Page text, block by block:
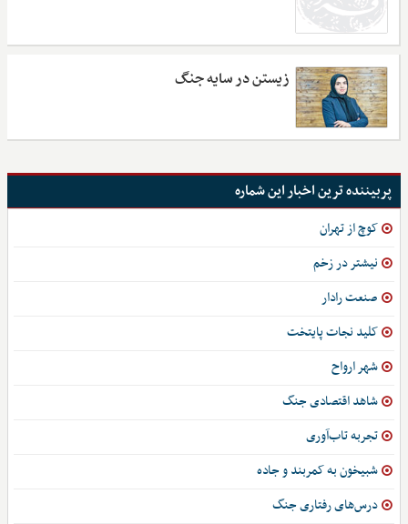
زیستن در سایه جنگ
پربیننده ترین اخبار این شماره
کوچ از تهران
نیشتر در زخم
صنعت رادار
کلید نجات پایتخت
شهر ارواح
شاهد اقتصادی جنگ
تجربه تاب‌آوری
شبیخون به کمربند و جاده
درس‌های رفتاری جنگ